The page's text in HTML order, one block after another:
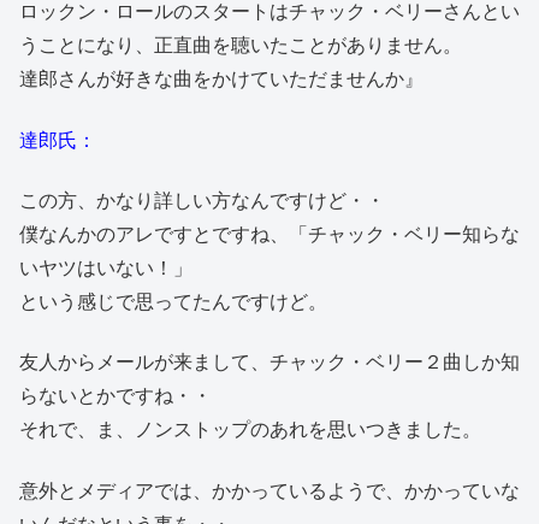
ロックン・ロールのスタートはチャック・ベリーさんとい
うことになり、正直曲を聴いたことがありません。
達郎さんが好きな曲をかけていただませんか』
達郎氏：
この方、かなり詳しい方なんですけど・・
僕なんかのアレですとですね、「チャック・ベリー知らな
いヤツはいない！」
という感じで思ってたんですけど。
友人からメールが来まして、チャック・ベリー２曲しか知
らないとかですね・・
それで、ま、ノンストップのあれを思いつきました。
意外とメディアでは、かかっているようで、かかっていな